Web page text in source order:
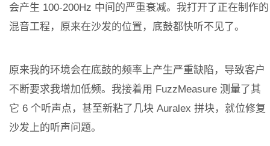
会产生 100-200Hz 中间的严重衰减。我打开了正在制作的
混音工程，原来在沙发的位置，底鼓都快听不见了。
原来我的环境会在底鼓的频率上产生严重缺陷，导致客户
不断要求我增加低频。我接着用 FuzzMeasure 测量了其
它 6 个听声点，甚至新粘了几块 Auralex 拼块，就位修复
沙发上的听声问题。